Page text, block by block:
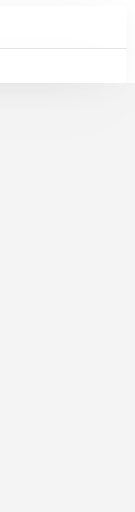
rated by 0 customers